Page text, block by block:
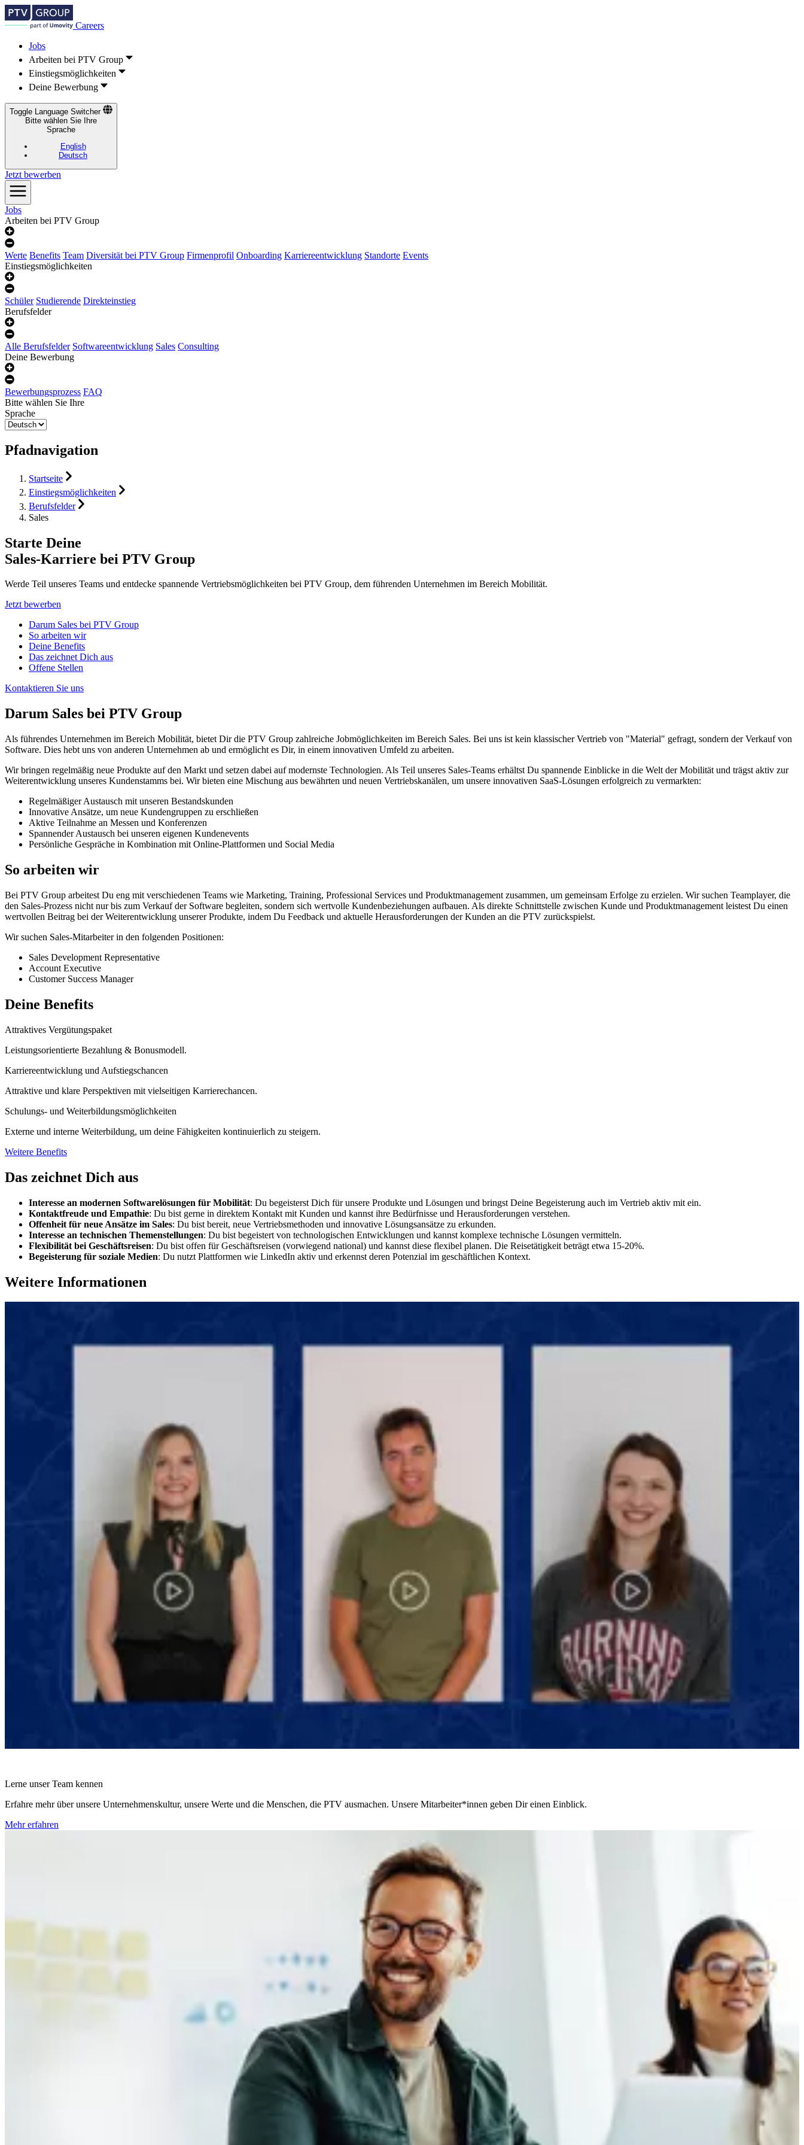
Careers
Jobs
Arbeiten bei PTV Group
Einstiegsmöglichkeiten
Deine Bewerbung
Toggle Language Switcher
Bitte wählen Sie Ihre
Sprache
English
Deutsch
Jetzt bewerben
Jobs
Arbeiten bei PTV Group
Werte Benefits Team Diversität bei PTV Group Firmenprofil Onboarding Karriereentwicklung Standorte Events
Einstiegsmöglichkeiten
Schüler Studierende Direkteinstieg
Berufsfelder
Alle Berufsfelder Softwareentwicklung Sales Consulting
Deine Bewerbung
Bewerbungsprozess FAQ
Bitte wählen Sie Ihre
Sprache
Pfadnavigation
Startseite
Einstiegsmöglichkeiten
Berufsfelder
Sales
Starte Deine
Sales-Karriere bei PTV Group
Werde Teil unseres Teams und entdecke spannende Vertriebsmöglichkeiten bei PTV Group, dem führenden Unternehmen im Bereich Mobilität.
Jetzt bewerben
Darum Sales bei PTV Group
So arbeiten wir
Deine Benefits
Das zeichnet Dich aus
Offene Stellen
Kontaktieren Sie uns
Darum Sales bei PTV Group
Als führendes Unternehmen im Bereich Mobilität, bietet Dir die PTV Group zahlreiche Jobmöglichkeiten im Bereich Sales. Bei uns ist kein klassischer Vertrieb von "Material" gefragt, sondern der Verkauf von
Software. Dies hebt uns von anderen Unternehmen ab und ermöglicht es Dir, in einem innovativen Umfeld zu arbeiten.
Wir bringen regelmäßig neue Produkte auf den Markt und setzen dabei auf modernste Technologien. Als Teil unseres Sales-Teams erhältst Du spannende Einblicke in die Welt der Mobilität und trägst aktiv zur
Weiterentwicklung unseres Kundenstamms bei. Wir bieten eine Mischung aus bewährten und neuen Vertriebskanälen, um unsere innovativen SaaS-Lösungen erfolgreich zu vermarkten:
Regelmäßiger Austausch mit unseren Bestandskunden
Innovative Ansätze, um neue Kundengruppen zu erschließen
Aktive Teilnahme an Messen und Konferenzen
Spannender Austausch bei unseren eigenen Kundenevents
Persönliche Gespräche in Kombination mit Online-Plattformen und Social Media
So arbeiten wir
Bei PTV Group arbeitest Du eng mit verschiedenen Teams wie Marketing, Training, Professional Services und Produktmanagement zusammen, um gemeinsam Erfolge zu erzielen. Wir suchen Teamplayer, die
den Sales-Prozess nicht nur bis zum Verkauf der Software begleiten, sondern sich wertvolle Kundenbeziehungen aufbauen. Als direkte Schnittstelle zwischen Kunde und Produktmanagement leistest Du einen
wertvollen Beitrag bei der Weiterentwicklung unserer Produkte, indem Du Feedback und aktuelle Herausforderungen der Kunden an die PTV zurückspielst.
Wir suchen Sales-Mitarbeiter in den folgenden Positionen:
Sales Development Representative
Account Executive
Customer Success Manager
Deine Benefits
Attraktives Vergütungspaket
Leistungsorientierte Bezahlung & Bonusmodell.
Karriereentwicklung und Aufstiegschancen
Attraktive und klare Perspektiven mit vielseitigen Karrierechancen.
Schulungs- und Weiterbildungsmöglichkeiten
Externe und interne Weiterbildung, um deine Fähigkeiten kontinuierlich zu steigern.
Weitere Benefits
Das zeichnet Dich aus
Interesse an modernen Softwarelösungen für Mobilität: Du begeisterst Dich für unsere Produkte und Lösungen und bringst Deine Begeisterung auch im Vertrieb aktiv mit ein.
Kontaktfreude und Empathie: Du bist gerne in direktem Kontakt mit Kunden und kannst ihre Bedürfnisse und Herausforderungen verstehen.
Offenheit für neue Ansätze im Sales: Du bist bereit, neue Vertriebsmethoden und innovative Lösungsansätze zu erkunden.
Interesse an technischen Themenstellungen: Du bist begeistert von technologischen Entwicklungen und kannst komplexe technische Lösungen vermitteln.
Flexibilität bei Geschäftsreisen: Du bist offen für Geschäftsreisen (vorwiegend national) und kannst diese flexibel planen. Die Reisetätigkeit beträgt etwa 15-20%.
Begeisterung für soziale Medien: Du nutzt Plattformen wie LinkedIn aktiv und erkennst deren Potenzial im geschäftlichen Kontext.
Weitere Informationen
Lerne unser Team kennen
Erfahre mehr über unsere Unternehmenskultur, unsere Werte und die Menschen, die PTV ausmachen. Unsere Mitarbeiter*innen geben Dir einen Einblick.
Mehr erfahren